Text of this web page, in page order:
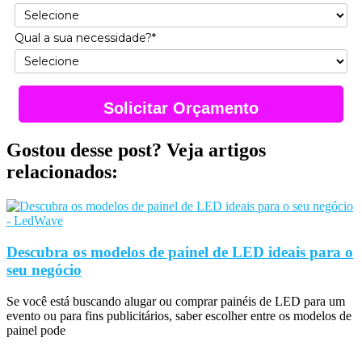
Qual a sua necessidade?*
Solicitar Orçamento
Gostou desse post? Veja artigos
relacionados:
Descubra os modelos de painel de LED ideais para o
seu negócio
Se você está buscando alugar ou comprar painéis de LED para um
evento ou para fins publicitários, saber escolher entre os modelos de
painel pode